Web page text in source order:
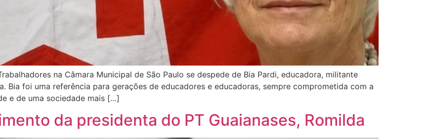
na Câmara Municipal de São Paulo se despede de Bia Pardi, educadora, militante
Bia foi uma referência para gerações de educadores e educadoras, sempre comprometida com a
e de uma sociedade mais […]
da presidenta do PT Guaianases, Romilda